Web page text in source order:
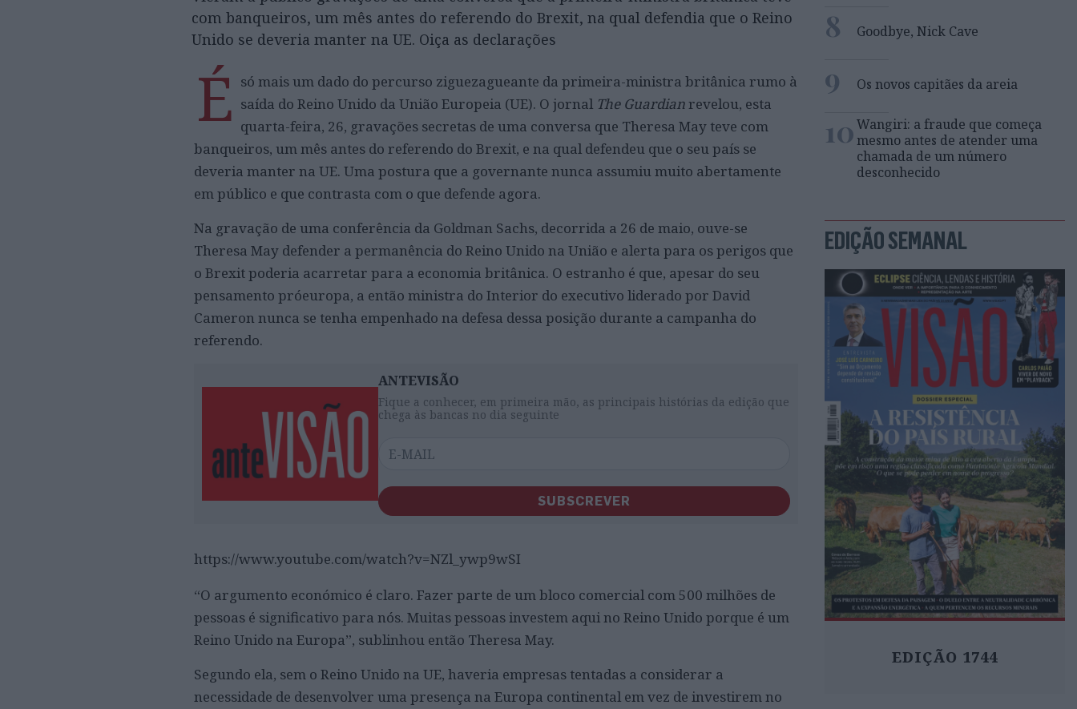
com banqueiros, um mês antes do referendo do Brexit, na qual defendia que o Reino
Unido se deveria manter na UE. Oiça as declarações
É só mais um dado do percurso ziguezagueante da primeira-ministra britânica rumo à
saída do Reino Unido da União Europeia (UE). O jornal The Guardian revelou, esta
quarta-feira, 26, gravações secretas de uma conversa que Theresa May teve com
banqueiros, um mês antes do referendo do Brexit, e na qual defendeu que o seu país se
deveria manter na UE. Uma postura que a governante nunca assumiu muito abertamente
em público e que contrasta com o que defende agora.
Na gravação de uma conferência da Goldman Sachs, decorrida a 26 de maio, ouve-se
Theresa May defender a permanência do Reino Unido na União e alerta para os perigos que
o Brexit poderia acarretar para a economia britânica. O estranho é que, apesar do seu
pensamento próeuropa, a então ministra do Interior do executivo liderado por David
Cameron nunca se tenha empenhado na defesa dessa posição durante a campanha do
referendo.
ANTEVISÃO
Fique a conhecer, em primeira mão, as principais histórias da edição que
chega às bancas no dia seguinte
SUBSCREVER
https://www.youtube.com/watch?v=NZl_ywp9wSI
“O argumento económico é claro. Fazer parte de um bloco comercial com 500 milhões de
pessoas é significativo para nós. Muitas pessoas investem aqui no Reino Unido porque é um
Reino Unido na Europa”, sublinhou então Theresa May.
Segundo ela, sem o Reino Unido na UE, haveria empresas tentadas a considerar a
necessidade de desenvolver uma presença na Europa continental em vez de investirem no
8 Goodbye, Nick Cave
9 Os novos capitães da areia
10Wangiri: a fraude que começa
mesmo antes de atender uma
chamada de um número
desconhecido
EDIÇÃO SEMANAL
EDIÇÃO 1744